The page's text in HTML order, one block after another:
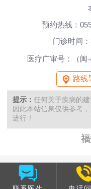
预约热线：
门诊时间
医疗广审号：（闽
路线
提示： 任何关于疾病的
因此本站信息仅供参考
进行！